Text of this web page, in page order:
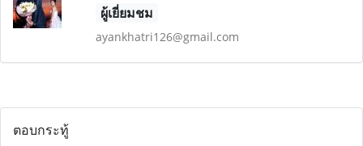
ผู้เยี่ยมชม
ayankhatri126@gmail.com
ตอบกระทู้